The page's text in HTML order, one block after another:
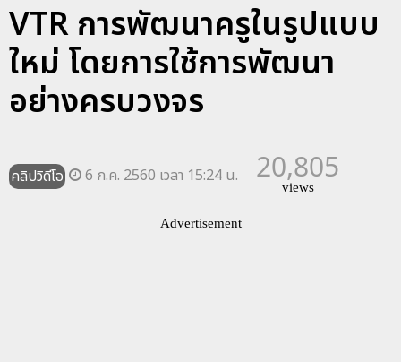
VTR การพัฒนาครูในรูปแบบ
ใหม่ โดยการใช้การพัฒนา
อย่างครบวงจร
คลิปวิดีโอ 6 ก.ค. 2560 เวลา 15:24 น. 20,805
views
Advertisement